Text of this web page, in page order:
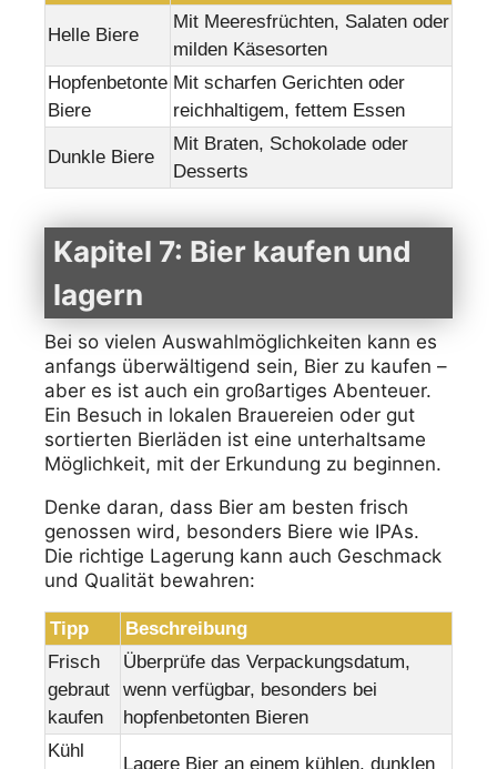
Helle Biere
Mit Meeresfrüchten, Salaten oder
milden Käsesorten
Hopfenbetonte
Biere
Mit scharfen Gerichten oder
reichhaltigem, fettem Essen
Dunkle Biere
Mit Braten, Schokolade oder
Desserts
Kapitel 7: Bier kaufen und
lagern
Bei so vielen Auswahlmöglichkeiten kann es
anfangs überwältigend sein, Bier zu kaufen –
aber es ist auch ein großartiges Abenteuer.
Ein Besuch in lokalen Brauereien oder gut
sortierten Bierläden ist eine unterhaltsame
Möglichkeit, mit der Erkundung zu beginnen.
Denke daran, dass Bier am besten frisch
genossen wird, besonders Biere wie IPAs.
Die richtige Lagerung kann auch Geschmack
und Qualität bewahren:
Tipp
Beschreibung
Frisch
gebraut
kaufen
Überprüfe das Verpackungsdatum,
wenn verfügbar, besonders bei
hopfenbetonten Bieren
Kühl
Lagere Bier an einem kühlen, dunklen